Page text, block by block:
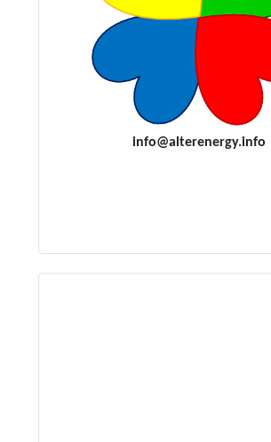
info@alterenergy.info